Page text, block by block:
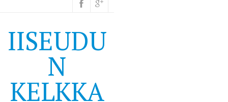
IISEUDU
N
KELKKA